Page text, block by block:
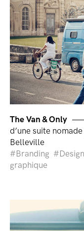
The Van & Only
d’une suite
Belleville
Branding
Design
graphique